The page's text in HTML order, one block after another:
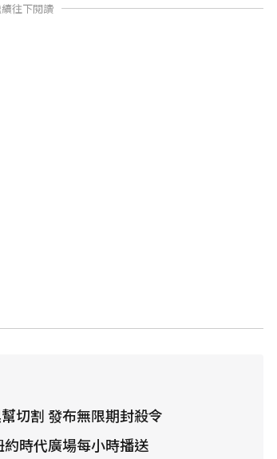
往下閱讀
切割 發布無限期封殺令
時代廣場每小時播送